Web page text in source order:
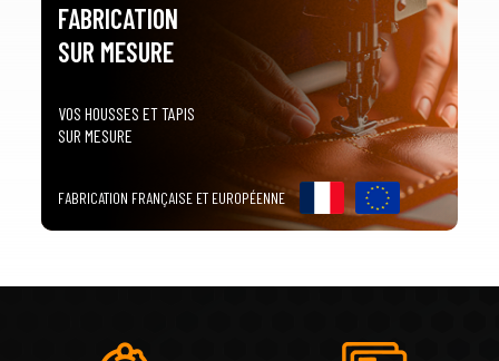
FABRICATION
SUR MESURE
VOS HOUSSES ET TAPIS
SUR MESURE
FABRICATION FRANÇAISE ET EUROPÉENNE